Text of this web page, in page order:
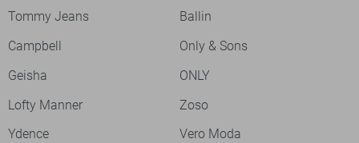
Tommy Jeans
Ballin
Campbell
Only & Sons
Geisha
ONLY
Lofty Manner
Zoso
Ydence
Vero Moda